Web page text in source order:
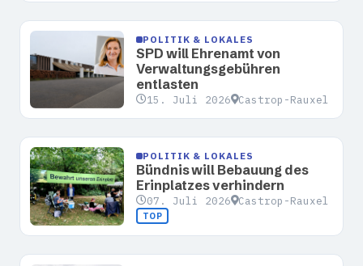
POLITIK & LOKALES
SPD will Ehrenamt von
Verwaltungsgebühren
entlasten
15. Juli 2026 Castrop-Rauxel
POLITIK & LOKALES
Bündnis will Bebauung des
Erinplatzes verhindern
07. Juli 2026 Castrop-Rauxel
TOP